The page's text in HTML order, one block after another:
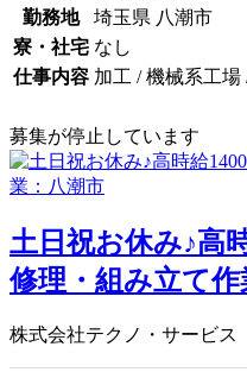
勤務地
埼玉県 八潮市
寮・社宅 なし
仕事内容 加工 / 機械系工場
募集が停止しています
土日祝お休み♪高
修理・組み立て
株式会社テクノ・サービス